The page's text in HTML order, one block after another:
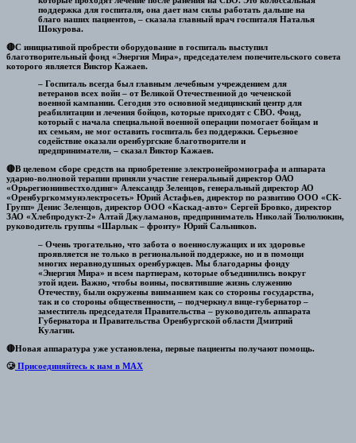
поддержка для госпиталя, она дает нам силы работать дальше на
благо наших пациентов, – сказала главный врач госпиталя Наталья
Шокурова.
🔴С инициативой пробрести оборудование в госпиталь выступил
благотворительный фонд «Энергия Мира», председателем попечительского совета
которого является Виктор Кажаев.
– Госпиталь всегда был главным лечебным учреждением для
ветеранов всех войн – от Великой Отечественной до чеченской
военной кампании. Сегодня это основной медицинский центр для
реабилитации и лечения бойцов, которые приходят с СВО. Фонд,
который с начала специальной военной операции помогает бойцам и
их семьям, не мог оставить госпиталь без поддержки. Серьезное
содействие оказали оренбургские благотворители и
предприниматели, – сказал Виктор Кажаев.
🔴В целевом сборе средств на приобретение электронейромиографа и аппарата
ударно-волновой терапии приняли участие генеральный директор ОАО
«Орьрегионинвестхолдинг» Александр Зеленцов, генеральный директор АО
«Оренбургкоммунэлектросеть» Юрий Астафьев, директор по развитию ООО «СК-
Групп» Денис Зеленцов, директор ООО «Каскад-авто» Сергей Бровко, директор
ЗАО «Хлебпродукт-2» Алтай Джуламанов, предприниматель Николай Тюлюлюкин,
руководитель группы «Шарлык – фронту» Юрий Сальников.
– Очень трогательно, что забота о военнослужащих и их здоровье
проявляется не только в региональной поддержке, но и в помощи
многих неравнодушных оренбуржцев. Мы благодарны фонду
«Энергия Мира» и всем партнерам, которые объединились вокруг
этой идеи. Важно, чтобы воины, посвятившие жизнь служению
Отечеству, были окружены вниманием как со стороны государства,
так и со стороны общественности, – подчеркнул вице-губернатор –
заместитель председателя Правительства – руководитель аппарата
Губернатора и Правительства Оренбургской области Дмитрий
Кулагин.
🔴Новая аппаратура уже установлена, первые пациенты получают помощь.
🥲Присоединяйтесь к нам в MAX